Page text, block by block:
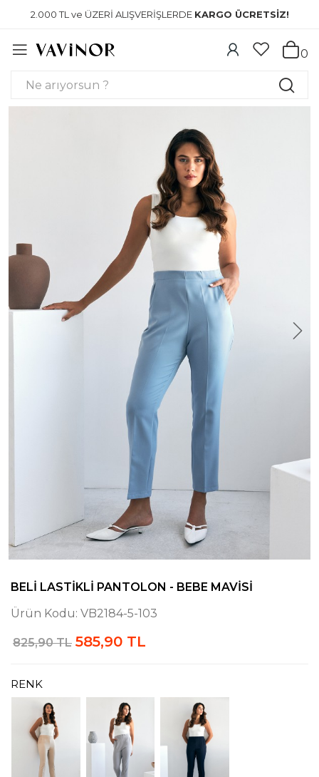
2.000 TL ve ÜZERİ ALIŞVERİŞLERDE KARGO ÜCRETSİZ!
0
BELI LASTIKLI PANTOLON - BEBE MAVISI
Ürün Kodu: VB2184-5-103
825,90 TL 585,90 TL
RENK